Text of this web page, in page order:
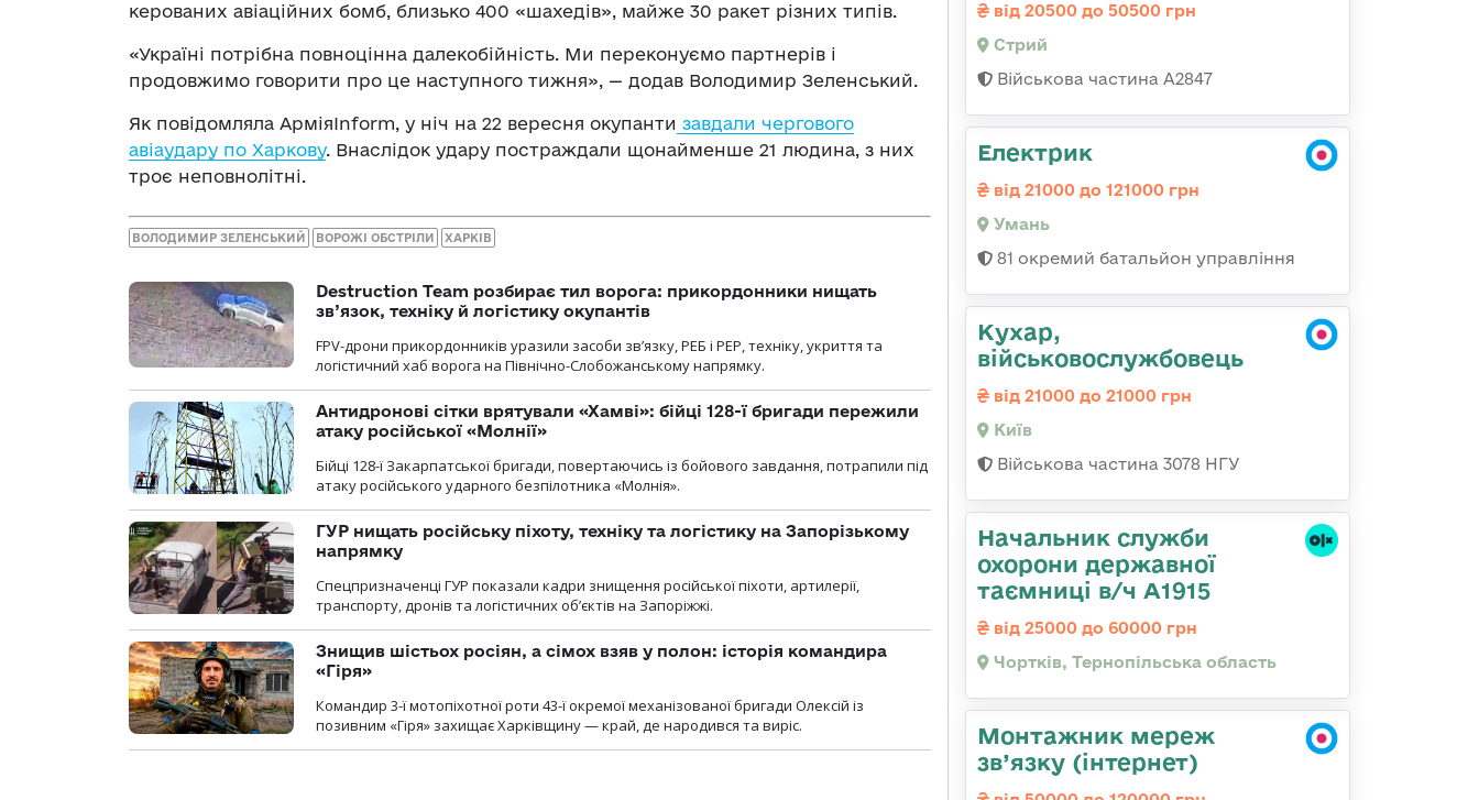
керованих авіаційних бомб, близько 400 «шахедів», майже 30 ракет різних типів.
«Україні потрібна повноцінна далекобійність. Ми переконуємо партнерів і
продовжимо говорити про це наступного тижня», — додав Володимир Зеленський.
Як повідомляла АрміяInform, у ніч на 22 вересня окупанти завдали чергового
авіаудару по Харкову. Внаслідок удару постраждали щонайменше 21 людина, з них
троє неповнолітні.
ВОЛОДИМИР ЗЕЛЕНСЬКИЙ ВОРОЖІ ОБСТРІЛИ ХАРКІВ
Destruction Team розбирає тил ворога: прикордонники нищать
зв’язок, техніку й логістику окупантів
FPV-дрони прикордонників уразили засоби зв’язку, РЕБ і РЕР, техніку, укриття та
логістичний хаб ворога на Північно-Слобожанському напрямку.
Антидронові сітки врятували «Хамві»: бійці 128-ї бригади пережили
атаку російської «Молнії»
Бійці 128-ї Закарпатської бригади, повертаючись із бойового завдання, потрапили під
атаку російського ударного безпілотника «Молнія».
ГУР нищать російську піхоту, техніку та логістику на Запорізькому
напрямку
Спецпризначенці ГУР показали кадри знищення російської піхоти, артилерії,
транспорту, дронів та логістичних об’єктів на Запоріжжі.
Знищив шістьох росіян, а сімох взяв у полон: історія командира
«Гіря»
Командир 3-ї мотопіхотної роти 43-ї окремої механізованої бригади Олексій із
позивним «Гіря» захищає Харківщину — край, де народився та виріс.
від 20500 до 50500 грн
Стрий
Військова частина А2847
Електрик
від 21000 до 121000 грн
Умань
81 окремий батальйон управління
Кухар,
військовослужбовець
від 21000 до 21000 грн
Київ
Військова частина 3078 НГУ
Начальник служби
охорони державної
таємниці в/ч А1915
від 25000 до 60000 грн
Чортків, Тернопільська область
Монтажник мереж
зв’язку (інтернет)